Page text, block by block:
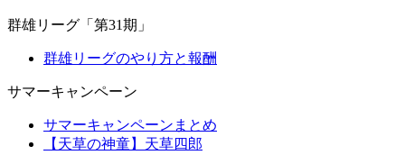
群雄リーグ「第31期」
群雄リーグのやり方と報酬
サマーキャンペーン
サマーキャンペーンまとめ
【天草の神童】天草四郎